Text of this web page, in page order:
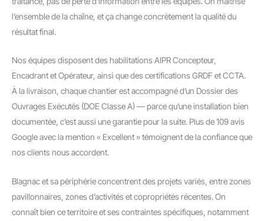
l’ensemble de la chaîne, et ça change concrètement la qualité du
résultat final.
Nos équipes disposent des habilitations AIPR Concepteur,
Encadrant et Opérateur, ainsi que des certifications GRDF et CCTA.
À la livraison, chaque chantier est accompagné d’un Dossier des
Ouvrages Exécutés (DOE Classe A) — parce qu’une installation bien
documentée, c’est aussi une garantie pour la suite. Plus de 109 avis
Google avec la mention « Excellent » témoignent de la confiance que
nos clients nous accordent.
Blagnac et sa périphérie concentrent des projets variés, entre zones
pavillonnaires, zones d’activités et copropriétés récentes. On
connaît bien ce territoire et ses contraintes spécifiques, notamment